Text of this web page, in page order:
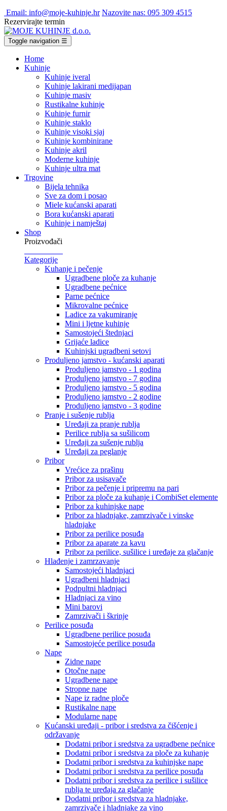
Email: info@moje-kuhinje.hr Nazovite nas: 095 309 4515
Rezervirajte termin
Toggle navigation ☰
Home
Kuhinje
Kuhinje iveral
Kuhinje lakirani medijapan
Kuhinje masiv
Rustikalne kuhinje
Kuhinje furnir
Kuhinje staklo
Kuhinje visoki sjaj
Kuhinje kombinirane
Kuhinje akril
Moderne kuhinje
Kuhinje ultra mat
Trgovine
Bijela tehnika
Sve za dom i posao
Miele kućanski aparati
Bora kućanski aparati
Kuhinje i namještaj
Shop
Proizvođači
Kategorije
Kuhanje i pečenje
Ugradbene ploče za kuhanje
Ugradbene pećnice
Parne pećnice
Mikrovalne pećnice
Ladice za vakumiranje
Mini i ljetne kuhinje
Samostojeći štednjaci
Grijaće ladice
Kuhinjski ugradbeni setovi
Produljeno jamstvo - kućanski aparati
Produljeno jamstvo - 1 godina
Produljeno jamstvo - 7 godina
Produljeno jamstvo - 5 godina
Produljeno jamstvo - 2 godine
Produljeno jamstvo - 3 godine
Pranje i sušenje rublja
Uređaji za pranje rublja
Perilice rublja sa sušilicom
Uređaji za sušenje rublja
Uređaji za peglanje
Pribor
Vrećice za prašinu
Pribor za usisavače
Pribor za pečenje i pripremu na pari
Pribor za ploče za kuhanje i CombiSet elemente
Pribor za kuhinjske nape
Pribor za hladnjake, zamrzivače i vinske
hladnjake
Pribor za perilice posuđa
Pribor za aparate za kavu
Pribor za perilice, sušilice i uređaje za glačanje
Hlađenje i zamrzavanje
Samostojeći hladnjaci
Ugradbeni hladnjaci
Podpultni hladnjaci
Hladnjaci za vino
Mini barovi
Zamrzivači i škrinje
Perilice posuđa
Ugradbene perilice posuđa
Samostojeće perilice posuđa
Nape
Zidne nape
Otočne nape
Ugradbene nape
Stropne nape
Nape iz radne ploče
Rustikalne nape
Modularne nape
Kućanski uređaji - pribor i sredstva za čišćenje i
održavanje
Dodatni pribor i sredstva za ugradbene pećnice
Dodatni pribor i sredstva za ploče za kuhanje
Dodatni pribor i sredstva za kuhinjske nape
Dodatni pribor i sredstva za perilice posuđa
Dodatni pribor i sredstva za perilice i sušilice
rublja te uređaja za glačanje
Dodatni pribor i sredstva za hladnjake,
zamrzivače i hladnjake za vino